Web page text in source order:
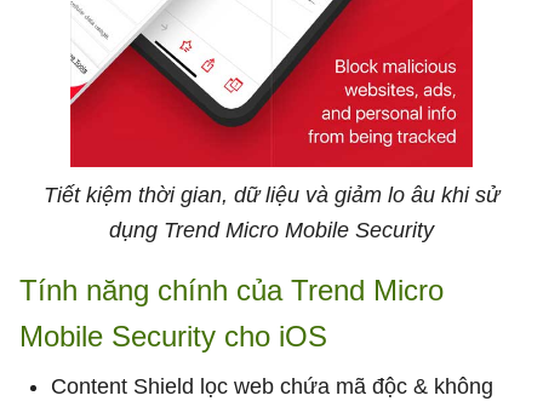
Tiết kiệm thời gian, dữ liệu và giảm lo âu khi sử
dụng Trend Micro Mobile Security
Tính năng chính của Trend Micro
Mobile Security cho iOS
Content Shield lọc web chứa mã độc & không